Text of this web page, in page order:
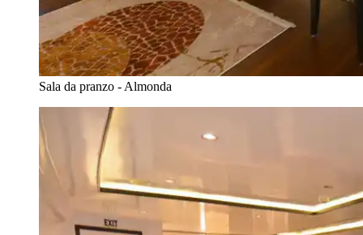
Sala da pranzo - Almonda